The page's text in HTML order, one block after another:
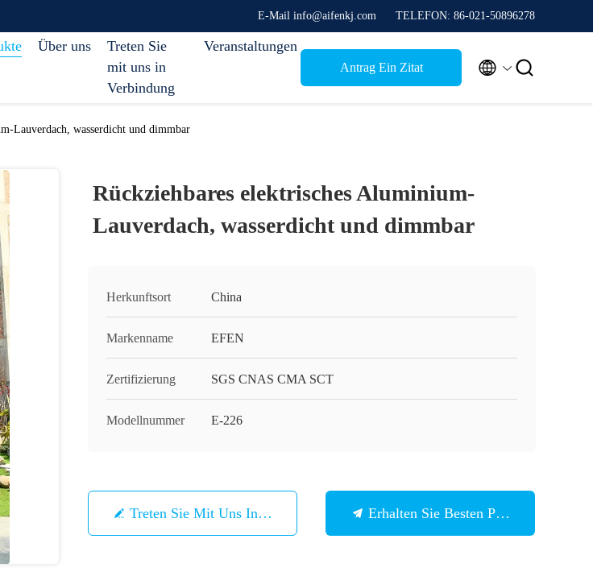
E-Mail info@aifenkj.com TELEFON: 86-021-50896278
Über uns
Treten Sie
mit uns in
Verbindung
Veranstaltungen
Antrag Ein Zitat  
Lauverdach, wasserdicht und dimmbar
Rückziehbares elektrisches Aluminium-
Lauverdach, wasserdicht und dimmbar
Herkunftsort China
Markenname EFEN
Zertifizierung SGS CNAS CMA SCT
Modellnummer E-226
Treten Sie Mit Uns In Verbindung Erhalten Sie Besten Preis